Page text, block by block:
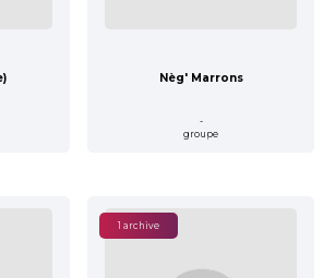
Nèg' Marrons
-
groupe
1 archive